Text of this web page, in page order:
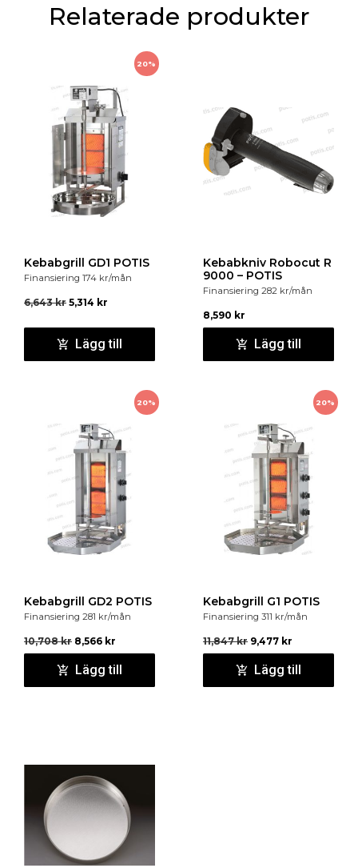
Relaterade produkter
20%
Kebabgrill GD1 POTIS
Finansiering 174 kr/mån
6,643kr 5,314 kr
Lägg till
Kebabkniv Robocut R
9000 – POTIS
Finansiering 282 kr/mån
8,590 kr
Lägg till
20%
Kebabgrill GD2 POTIS
Finansiering 281 kr/mån
10,708kr 8,566 kr
Lägg till
20%
Kebabgrill G1 POTIS
Finansiering 311 kr/mån
11,847kr 9,477 kr
Lägg till